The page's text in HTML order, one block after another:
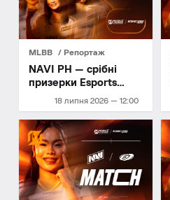
MLBB Репортаж
18 липня 2026 — 12:00
NAVI PH — срібні
призерки Esports
World Cup 2026